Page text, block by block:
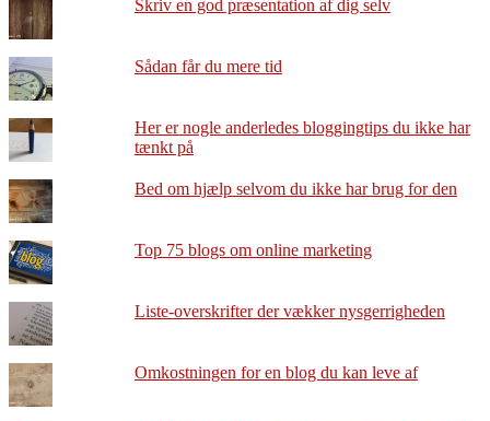
Skriv en god præsentation af dig selv
Sådan får du mere tid
Her er nogle anderledes bloggingtips du ikke har
tænkt på
Bed om hjælp selvom du ikke har brug for den
Top 75 blogs om online marketing
Liste-overskrifter der vækker nysgerrigheden
Omkostningen for en blog du kan leve af